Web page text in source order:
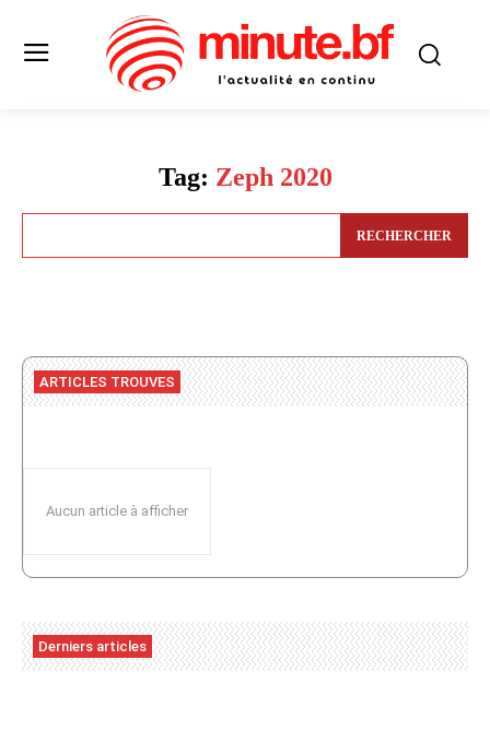
Tag: Zeph 2020
RECHERCHER
ARTICLES TROUVES
Aucun article à afficher
Derniers articles